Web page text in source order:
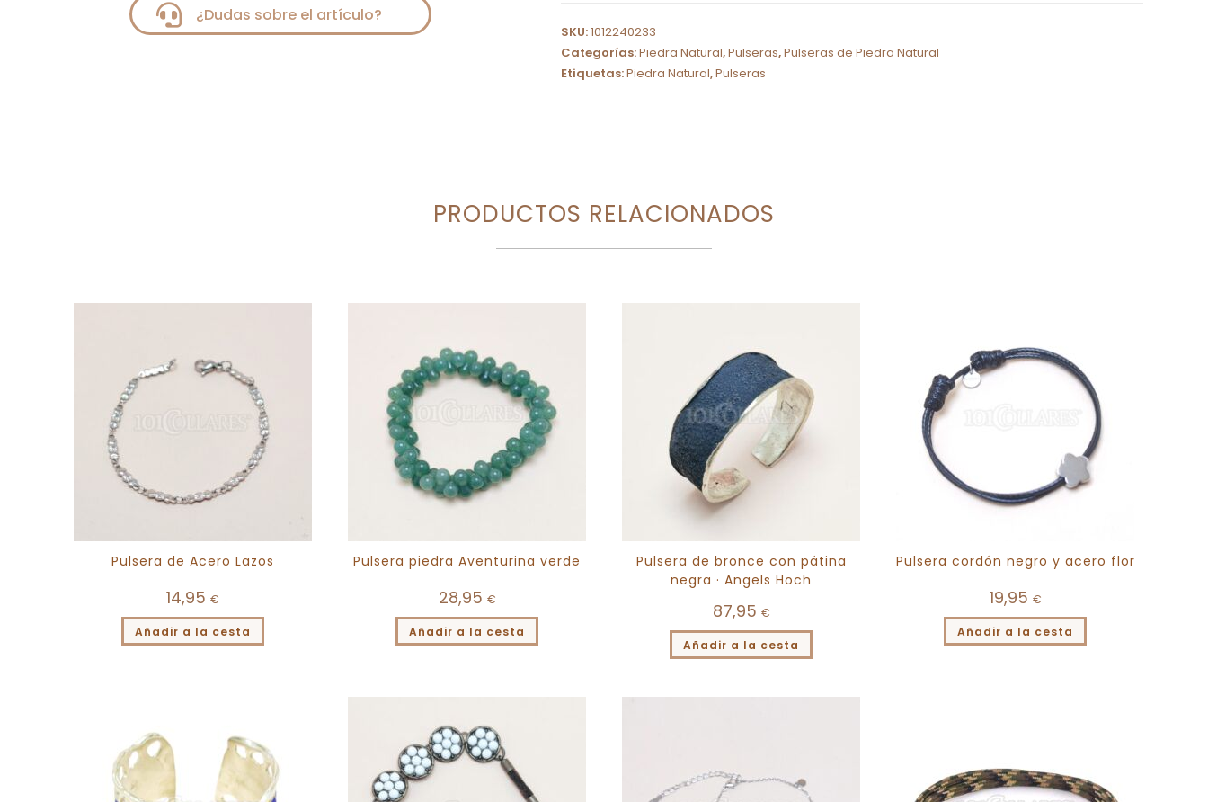
t
e
v
SKU:1012240233
Categorías:Piedra Natural,Pulseras,Pulseras de Piedra Natural
Etiquetas:Piedra Natural,Pulseras
PRODUCTOS RELACIONADOS
Pulsera de Acero Lazos
14,95 €
Añadir a la cesta
Pulsera piedra Aventurina verde
28,95 €
Añadir a la cesta
Pulsera de bronce con pátina
negra · Angels Hoch
87,95 €
Añadir a la cesta
Pulsera cordón negro y acero flor
19,95 €
Añadir a la cesta